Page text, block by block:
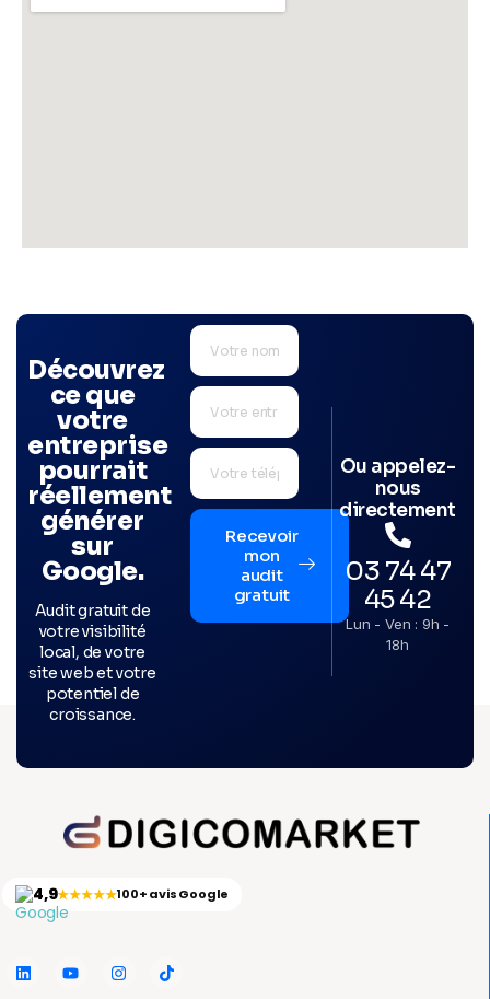
Découvrez
ce que
votre
entreprise
pourrait
réellement
générer
sur
Google.
Audit gratuit de
votre visibilité
local, de votre
site web et votre
potentiel de
croissance.
Recevoir
mon
audit
gratuit
Ou appelez-
nous
directement
03 74 47
45 42
Lun - Ven : 9h -
18h
4,9★★★★★100+ avis Google